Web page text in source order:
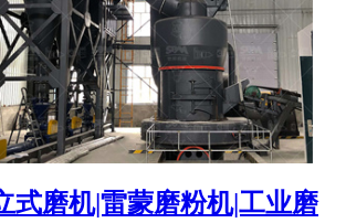
式磨机|雷蒙磨粉机|工业磨